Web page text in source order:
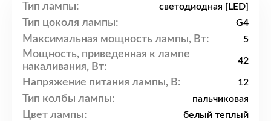
Тип лампы: светодиодная [LED]
Тип цоколя лампы: G4
Максимальная мощность лампы, Вт: 5
Мощность, приведенная к лампе
накаливания, Вт:
42
Напряжение питания лампы, В: 12
Тип колбы лампы: пальчиковая
Цвет лампы: белый теплый